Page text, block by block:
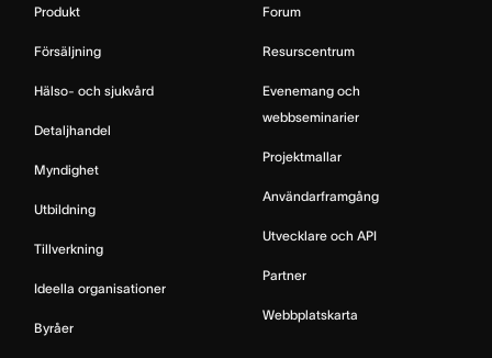
Produkt
Försäljning
Hälso- och sjukvård
Detaljhandel
Myndighet
Utbildning
Tillverkning
Ideella organisationer
Byråer
Forum
Resurscentrum
Evenemang och
webbseminarier
Projektmallar
Användarframgång
Utvecklare och API
Partner
Webbplatskarta